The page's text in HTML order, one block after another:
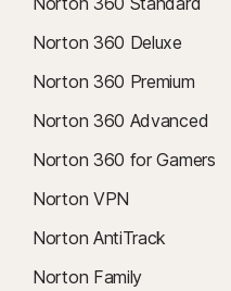
Les prix de renouvellement
initial et sont susceptibles
nous contactant ici .
Annulation et remboursement
et demander un
suivant le paiement pour les
d'informations, consultez notre
Pour annuler votre contrat
Norton 360 Deluxe
Norton 360 Premium
Norton 360 Advanced
Norton 360 for Gamers
Norton VPN
Norton AntiTrack
Norton Family